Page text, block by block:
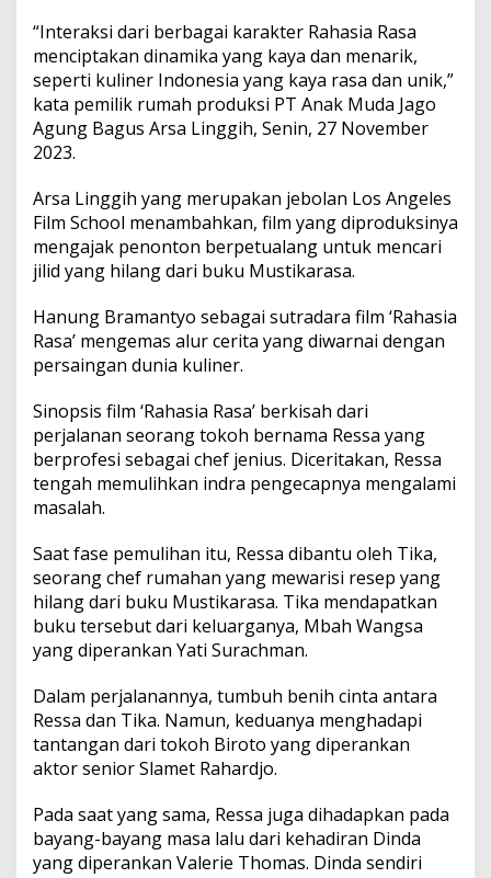
i
s
a
h
i
a
H
n
g
a
D
u
n
a
K
u
l
i
r
“Interaksi dari berbagai karakter Rahasia Rasa
menciptakan dinamika yang kaya dan menarik,
seperti kuliner Indonesia yang kaya rasa dan unik,”
kata pemilik rumah produksi PT Anak Muda Jago
Agung Bagus Arsa Linggih, Senin, 27 November
2023.
Arsa Linggih yang merupakan jebolan Los Angeles
Film School menambahkan, film yang diproduksinya
mengajak penonton berpetualang untuk mencari
jilid yang hilang dari buku Mustikarasa.
Hanung Bramantyo sebagai sutradara film ‘Rahasia
Rasa’ mengemas alur cerita yang diwarnai dengan
persaingan dunia kuliner.
Sinopsis film ‘Rahasia Rasa’ berkisah dari
perjalanan seorang tokoh bernama Ressa yang
berprofesi sebagai chef jenius. Diceritakan, Ressa
tengah memulihkan indra pengecapnya mengalami
masalah.
Saat fase pemulihan itu, Ressa dibantu oleh Tika,
seorang chef rumahan yang mewarisi resep yang
hilang dari buku Mustikarasa. Tika mendapatkan
buku tersebut dari keluarganya, Mbah Wangsa
yang diperankan Yati Surachman.
Dalam perjalanannya, tumbuh benih cinta antara
Ressa dan Tika. Namun, keduanya menghadapi
tantangan dari tokoh Biroto yang diperankan
aktor senior Slamet Rahardjo.
Pada saat yang sama, Ressa juga dihadapkan pada
bayang-bayang masa lalu dari kehadiran Dinda
yang diperankan Valerie Thomas. Dinda sendiri